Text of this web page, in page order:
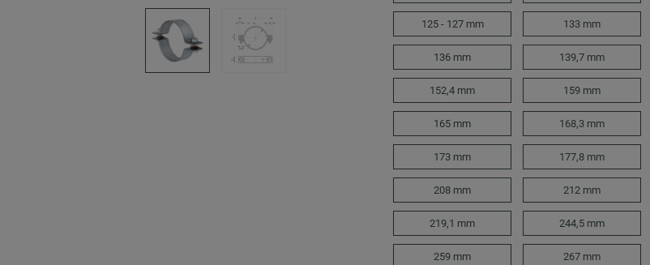
125 - 127 mm 133 mm
136 mm 139,7 mm
152,4 mm 159 mm
165 mm 168,3 mm
173 mm 177,8 mm
208 mm 212 mm
219,1 mm 244,5 mm
259 mm 267 mm